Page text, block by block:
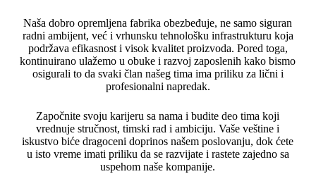
Naša dobro opremljena fabrika obezbeđuje, ne samo siguran
radni ambijent, već i vrhunsku tehnološku infrastrukturu koja
podržava efikasnost i visok kvalitet proizvoda. Pored toga,
kontinuirano ulažemo u obuke i razvoj zaposlenih kako bismo
osigurali to da svaki član našeg tima ima priliku za lični i
profesionalni napredak.
Započnite svoju karijeru sa nama i budite deo tima koji
vrednuje stručnost, timski rad i ambiciju. Vaše veštine i
iskustvo biće dragoceni doprinos našem poslovanju, dok ćete
u isto vreme imati priliku da se razvijate i rastete zajedno sa
uspehom naše kompanije.